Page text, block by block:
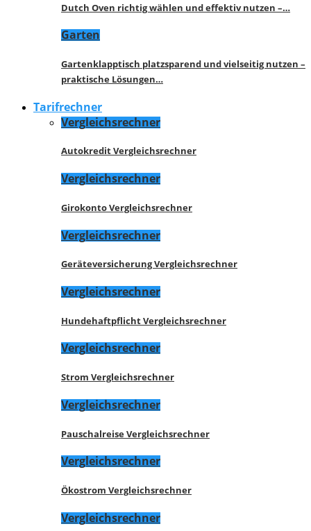
Dutch Oven richtig wählen und effektiv nutzen –…
Garten
Gartenklapptisch platzsparend und vielseitig nutzen –
praktische Lösungen…
Tarifrechner
Vergleichsrechner
Autokredit Vergleichsrechner
Vergleichsrechner
Girokonto Vergleichsrechner
Vergleichsrechner
Geräteversicherung Vergleichsrechner
Vergleichsrechner
Hundehaftpflicht Vergleichsrechner
Vergleichsrechner
Strom Vergleichsrechner
Vergleichsrechner
Pauschalreise Vergleichsrechner
Vergleichsrechner
Ökostrom Vergleichsrechner
Vergleichsrechner